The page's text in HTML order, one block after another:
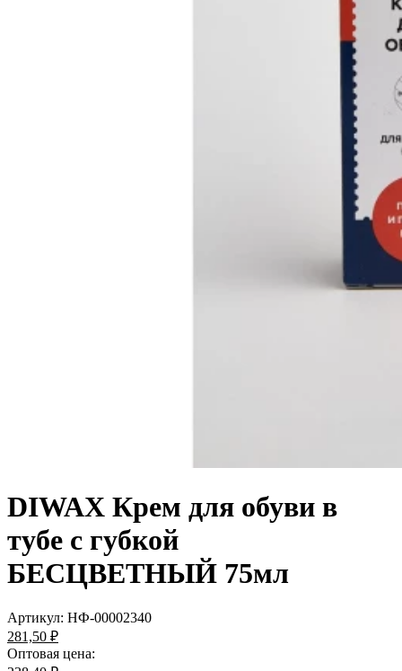
DIWAX Крем для обуви в
тубе с губкой
БЕСЦВЕТНЫЙ 75мл
Артикул: НФ-00002340
281,50 ₽
Оптовая цена: